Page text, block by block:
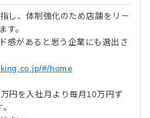
し、体制強化のため店舗をリー
す。
感があると思う企業にも選出さ
#/home
円を入社月より毎月10万円ず